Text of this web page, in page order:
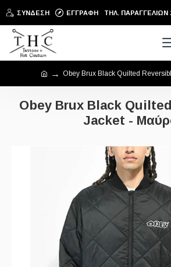
ΣΎΝΔΕΣΗ ΕΓΓΡΑΦΉ ΤΗΛ. ΠΑΡΑΓΓΕΛΙΩΝ
Obey Brux Black Quilted
Obey Brux Black
Jacket -